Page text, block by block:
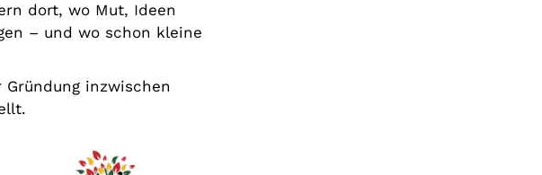
dort, wo Mut, Ideen
– und wo schon kleine
inzwischen